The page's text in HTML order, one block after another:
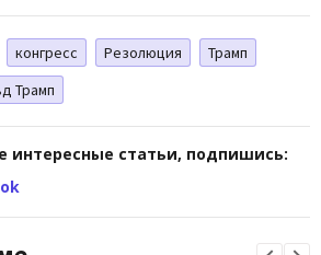
конгресс Резолюция
Трамп
Трамп
интересные статьи, подпишись: